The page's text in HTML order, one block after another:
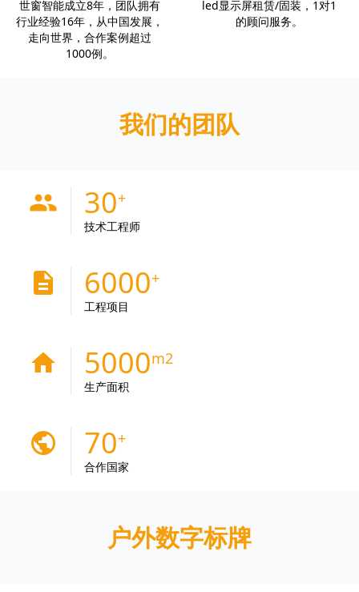
世窗智能成立8年，团队拥有
行业经验16年，从中国发展，
走向世界，合作案例超过
1000例。
led显示屏租赁/固装，1对1
的顾问服务。
我们的团队
people 30
技术工程师
description 6000
工程项目
home 5000
生产面积
public 70
合作国家
户外数字标牌